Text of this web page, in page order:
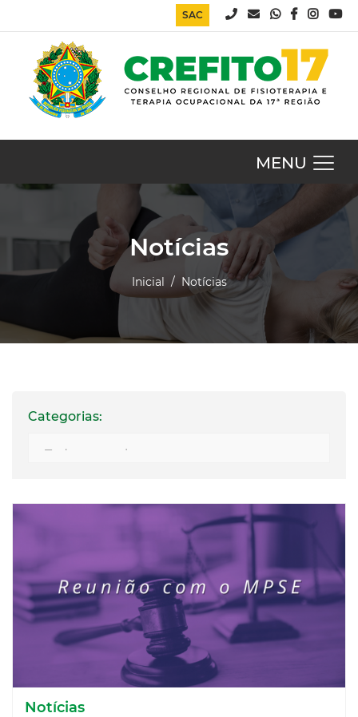
SAC
MENU
Notícias
Inicial / Notícias
Categorias:
Notícias